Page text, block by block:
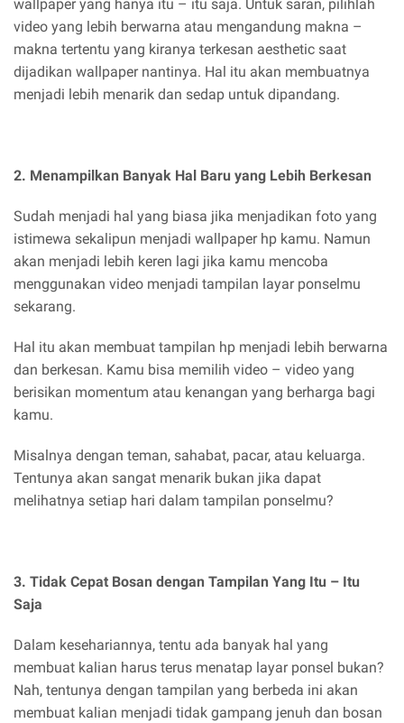
wallpaper yang hanya itu – itu saja. Untuk saran, pilihlah
video yang lebih berwarna atau mengandung makna –
makna tertentu yang kiranya terkesan aesthetic saat
dijadikan wallpaper nantinya. Hal itu akan membuatnya
menjadi lebih menarik dan sedap untuk dipandang.
2. Menampilkan Banyak Hal Baru yang Lebih Berkesan
Sudah menjadi hal yang biasa jika menjadikan foto yang
istimewa sekalipun menjadi wallpaper hp kamu. Namun
akan menjadi lebih keren lagi jika kamu mencoba
menggunakan video menjadi tampilan layar ponselmu
sekarang.
Hal itu akan membuat tampilan hp menjadi lebih berwarna
dan berkesan. Kamu bisa memilih video – video yang
berisikan momentum atau kenangan yang berharga bagi
kamu.
Misalnya dengan teman, sahabat, pacar, atau keluarga.
Tentunya akan sangat menarik bukan jika dapat
melihatnya setiap hari dalam tampilan ponselmu?
3. Tidak Cepat Bosan dengan Tampilan Yang Itu – Itu
Saja
Dalam kesehariannya, tentu ada banyak hal yang
membuat kalian harus terus menatap layar ponsel bukan?
Nah, tentunya dengan tampilan yang berbeda ini akan
membuat kalian menjadi tidak gampang jenuh dan bosan